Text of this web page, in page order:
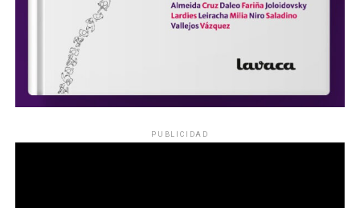
PUBLICIDAD